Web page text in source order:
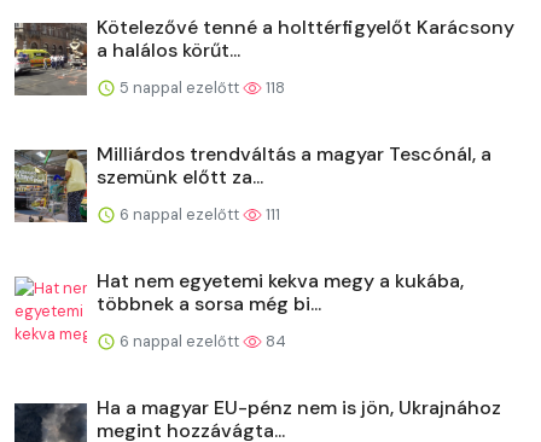
Kötelezővé tenné a holttérfigyelőt Karácsony
a halálos körűt...
5 nappal ezelőtt 118
Milliárdos trendváltás a magyar Tescónál, a
szemünk előtt za...
6 nappal ezelőtt 111
Hat nem egyetemi kekva megy a kukába,
többnek a sorsa még bi...
6 nappal ezelőtt 84
Ha a magyar EU-pénz nem is jön, Ukrajnához
megint hozzávágta...